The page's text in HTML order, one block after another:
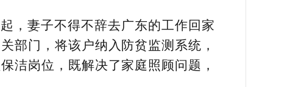
，妻子不得不辞去广东的工作回家
部门，将该户纳入防贫监测系统，
洁岗位，既解决了家庭照顾问题，